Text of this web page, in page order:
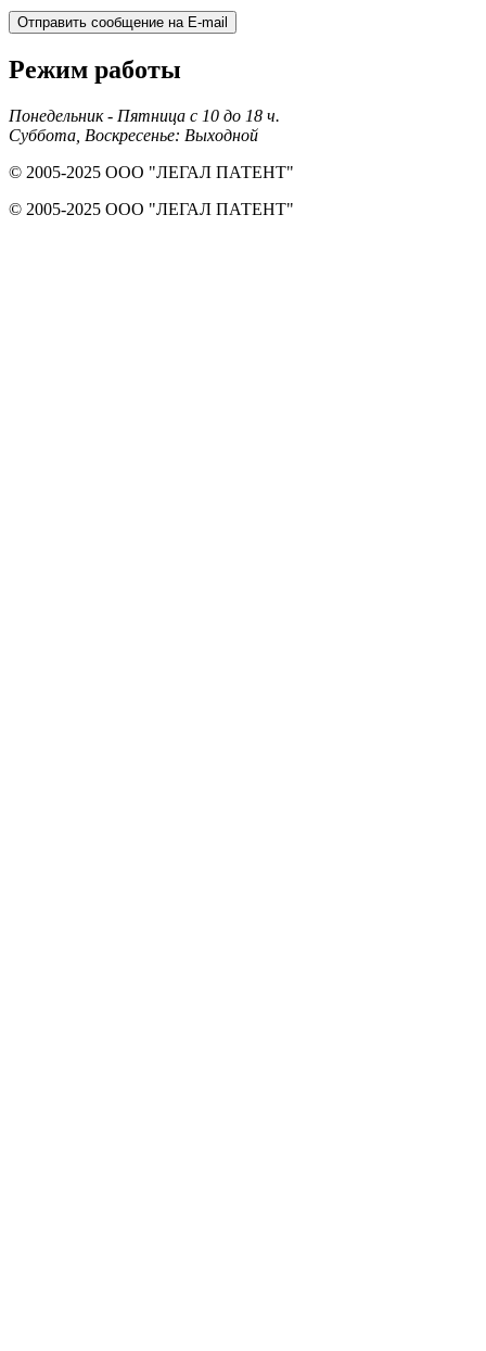
Отправить сообщение на E-mail
Режим работы
Понедельник - Пятница с 10 до 18 ч.
Суббота, Воскресенье: Выходной
© 2005-2025 ООО "ЛЕГАЛ ПАТЕНТ"
© 2005-2025 ООО "ЛЕГАЛ ПАТЕНТ"